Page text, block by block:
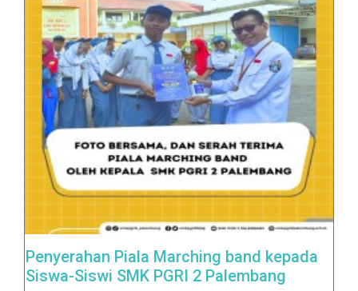
Penyerahan Piala Marching band kepada
Siswa-Siswi SMK PGRI 2 Palembang